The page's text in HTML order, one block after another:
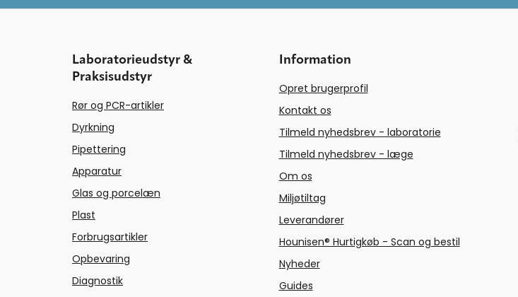
Laboratorieudstyr &
Praksisudstyr
Rør og PCR-artikler
Dyrkning
Pipettering
Apparatur
Glas og porcelæn
Plast
Forbrugsartikler
Opbevaring
Diagnostik
Information
Opret brugerprofil
Kontakt os
Tilmeld nyhedsbrev - laboratorie
Tilmeld nyhedsbrev - læge
Om os
Miljøtiltag
Leverandører
Hounisen® Hurtigkøb - Scan og bestil
Nyheder
Guides